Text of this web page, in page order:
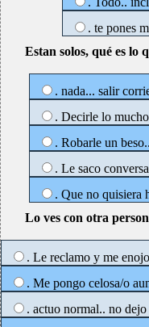
. te pones
Estan solos, qué es lo
. nada... salir
. Decirle lo
. Robarle un beso..
. Le saco
. Que no quisiera
Lo ves con otra
. Le reclamo y me
. Me pongo celosa/o
. actuo normal.. no